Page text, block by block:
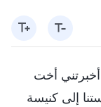
أيام كانون الأول ديسمبر 2021، أخبرتني أخت
إلى كنيسة